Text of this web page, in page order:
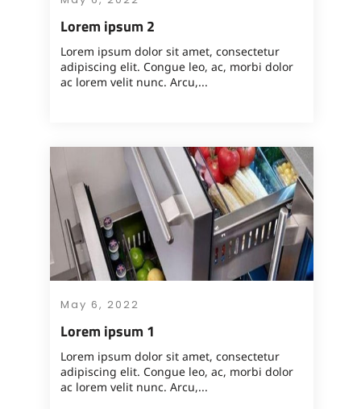
Lorem ipsum 2
Lorem ipsum dolor sit amet, consectetur
adipiscing elit. Congue leo, ac, morbi dolor
ac lorem velit nunc. Arcu,...
May 6, 2022
Lorem ipsum 1
Lorem ipsum dolor sit amet, consectetur
adipiscing elit. Congue leo, ac, morbi dolor
ac lorem velit nunc. Arcu,...